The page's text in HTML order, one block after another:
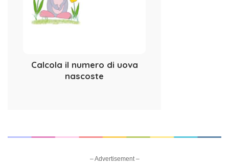
Calcola il numero di uova
nascoste
– Advertisement –